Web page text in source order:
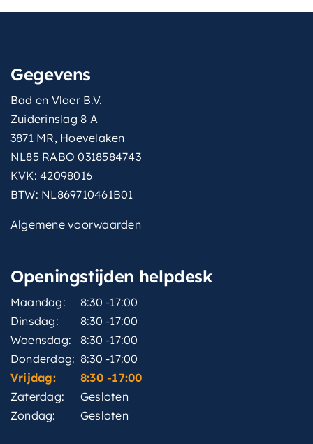
Gegevens
Bad en Vloer B.V.
Zuiderinslag 8 A
3871 MR, Hoevelaken
NL85 RABO 0318584743
KVK: 42098016
BTW: NL869710461B01
Algemene voorwaarden
Openingstijden helpdesk
Maandag:
8:30 -17:00
Dinsdag:
8:30 -17:00
Woensdag:
8:30 -17:00
Donderdag: 8:30 -17:00
Vrijdag:
8:30 -17:00
Zaterdag:
Gesloten
Zondag:
Gesloten